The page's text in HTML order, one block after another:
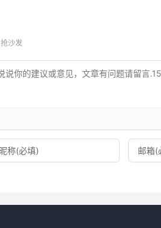
抢沙发